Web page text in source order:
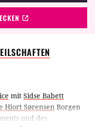
mit Sidse Babett
Hjort Sørensen Borgen
und des